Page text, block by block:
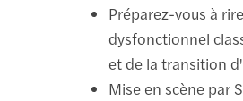
Préparez-vous à
dysfonctionnel
et de la transition
Mise en scène par